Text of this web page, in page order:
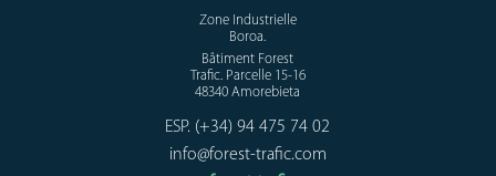
Zone Industrielle
Boroa.
Bâtiment Forest
Trafic. Parcelle 15-16
48340 Amorebieta
ESP. (+34) 94 475 74 02
info@forest-trafic.com